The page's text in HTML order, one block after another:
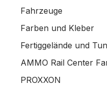
Fahrzeuge
Farben und Kleber
Fertiggelände und
AMMO Rail Center
PROXXON